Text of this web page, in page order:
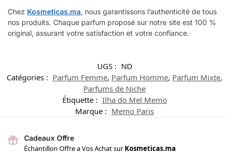
Chez Kosmeticas.ma, nous garantissons l’authenticité de tous
nos produits. Chaque parfum proposé sur notre site est 100 %
original, assurant votre satisfaction et votre confiance.
UGS : ND
Catégories : Parfum Femme, Parfum Homme, Parfum Mixte,
Parfums de Niche
Étiquette : Ilha do Mel Memo
Marque : Memo Paris
Cadeaux Offre
Échantillon Offre a Vos Achat surKosmeticas.ma